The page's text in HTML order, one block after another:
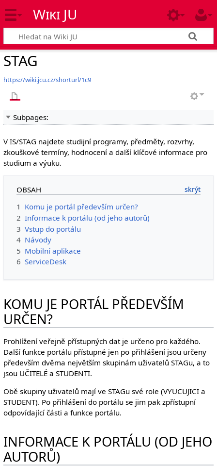
Wiki JU
STAG
https://wiki.jcu.cz/shorturl/1c9
Subpages:
V IS/STAG najdete studijní programy, předměty, rozvrhy,
zkouškové termíny, hodnocení a další klíčové informace pro
studium a výuku.
OBSAH
1 Komu je portál především určen?
2 Informace k portálu (od jeho autorů)
3 Vstup do portálu
4 Návody
5 Mobilní aplikace
6 ServiceDesk
KOMU JE PORTÁL PŘEDEVŠÍM
URČEN?
Prohlížení veřejně přístupných dat je určeno pro každého.
Další funkce portálu přístupné jen po přihlášení jsou určeny
především dvěma největším skupinám uživatelů STAGu, a to
jsou UČITELÉ a STUDENTI.
Obě skupiny uživatelů mají ve STAGu své role (VYUCUJICI a
STUDENT). Po přihlášení do portálu se jim pak zpřístupní
odpovídající části a funkce portálu.
INFORMACE K PORTÁLU (OD JEHO
AUTORŮ)